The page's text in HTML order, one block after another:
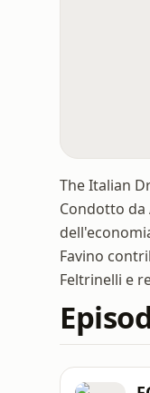
The Italian
Condotto da
Favino
Feltrinelli e